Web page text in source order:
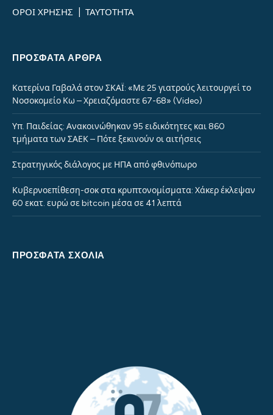
ΟΡΟΙ ΧΡΗΣΗΣ ΤΑΥΤΟΤΗΤΑ
ΠΡΌΣΦΑΤΑ ΆΡΘΡΑ
Κατερίνα Γαβαλά στον ΣΚΑΪ: «Με 25 γιατρούς λειτουργεί το
Νοσοκομείο Κω – Χρειαζόμαστε 67-68» (Video)
Υπ. Παιδείας: Ανακοινώθηκαν 95 ειδικότητες και 860
τμήματα των ΣΑΕΚ – Πότε ξεκινούν οι αιτήσεις
Στρατηγικός διάλογος με ΗΠΑ από φθινόπωρο
Κυβερνοεπίθεση-σοκ στα κρυπτονομίσματα: Χάκερ έκλεψαν
60 εκατ. ευρώ σε bitcoin μέσα σε 41 λεπτά
ΠΡΌΣΦΑΤΑ ΣΧΌΛΙΑ